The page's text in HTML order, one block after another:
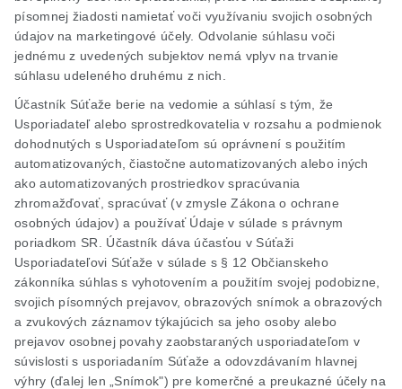
písomnej žiadosti namietať voči využívaniu svojich osobných
údajov na marketingové účely. Odvolanie súhlasu voči
jednému z uvedených subjektov nemá vplyv na trvanie
súhlasu udeleného druhému z nich.
Účastník Súťaže berie na vedomie a súhlasí s tým, že
Usporiadateľ alebo sprostredkovatelia v rozsahu a podmienok
dohodnutých s Usporiadateľom sú oprávnení s použitím
automatizovaných, čiastočne automatizovaných alebo iných
ako automatizovaných prostriedkov spracúvania
zhromažďovať, spracúvať (v zmysle Zákona o ochrane
osobných údajov) a používať Údaje v súlade s právnym
poriadkom SR. Účastník dáva účasťou v Súťaži
Usporiadateľovi Súťaže v súlade s § 12 Občianskeho
zákonníka súhlas s vyhotovením a použitím svojej podobizne,
svojich písomných prejavov, obrazových snímok a obrazových
a zvukových záznamov týkajúcich sa jeho osoby alebo
prejavov osobnej povahy zaobstaraných usporiadateľom v
súvislosti s usporiadaním Súťaže a odovzdávaním hlavnej
výhry (ďalej len „Snímok") pre komerčné a preukazné účely na